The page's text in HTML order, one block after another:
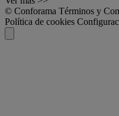
© Conforama Términos y
Política de cookies